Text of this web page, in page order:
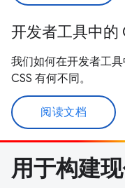
开发者工具中的
我们如何在开发者工
CSS 有何不同。
阅读文档
用于构建